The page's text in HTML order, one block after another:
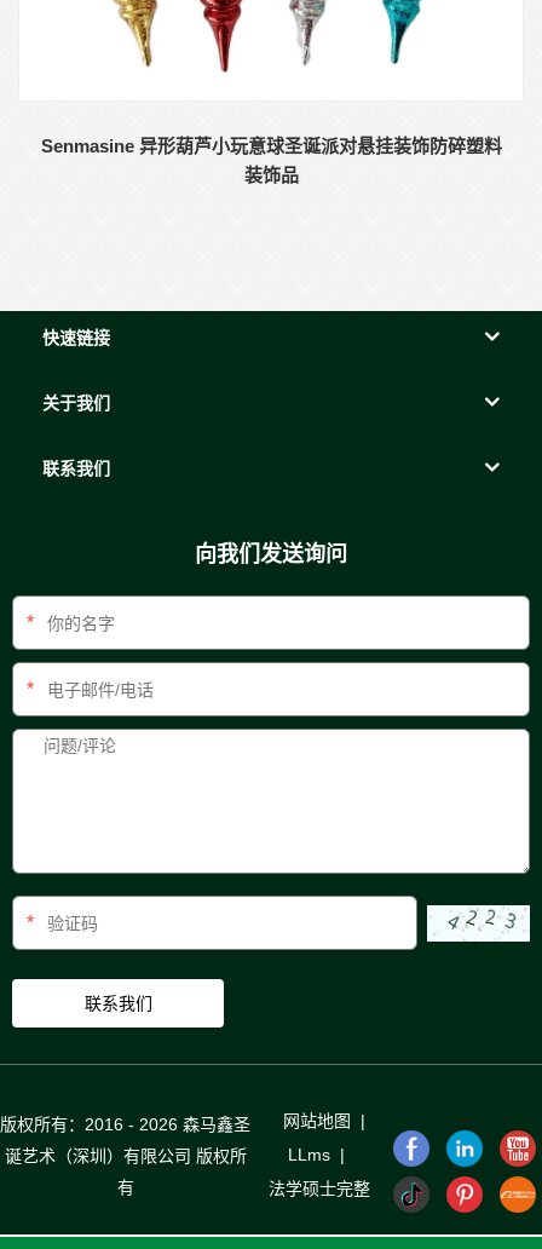
Senmasine 异形葫芦小玩意球圣诞派对悬挂装饰防碎塑料
装饰品
快速链接
关于我们
联系我们
向我们发送询问
*
*
*
版权所有：2016 - 2026 森马鑫圣
诞艺术（深圳）有限公司 版权所
有
网站地图
|
LLms |
法学硕士完整